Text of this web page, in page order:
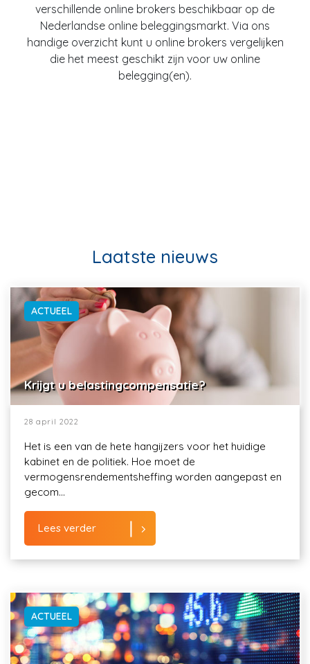
verschillende online brokers beschikbaar op de
Nederlandse online beleggingsmarkt. Via ons
handige overzicht kunt u online brokers vergelijken
die het meest geschikt zijn voor uw online
belegging(en).
Laatste nieuws
ACTUEEL
Krijgt u belastingcompensatie?
28 april 2022
Het is een van de hete hangijzers voor het huidige
kabinet en de politiek. Hoe moet de
vermogensrendementsheffing worden aangepast en
gecom...
Lees verder
ACTUEEL